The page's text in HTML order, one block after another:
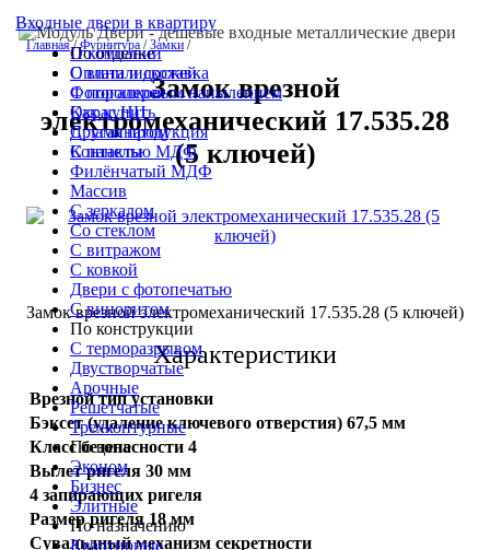
Входные двери в квартиру
По отделке
С винилискожей
С порошковым напылением
Окрас НЦ
С ламинатом
С панелью МДФ
Филёнчатый МДФ
Массив
С зеркалом
Со стеклом
С витражом
С ковкой
Двери с фотопечатью
С виноритом
По конструкции
С терморазрывом
Двустворчатые
Арочные
Решетчатые
Трехконтурные
По цене
Эконом
Бизнес
Элитные
По назначению
Квартирные
О компании
Оплата и доставка
Фотогалерея
Как купить
Другая продукция
Контакты
Главная / Фурнитура / Замки /
Замок врезной
электромеханический 17.535.28
(5 ключей)
Замок врезной электромеханический 17.535.28 (5 ключей)
Характеристики
Врезной тип установки
Бэксет (удаление ключевого отверстия) 67,5 мм
Класс безопасности 4
Вылет ригеля 30 мм
4 запирающих ригеля
Размер ригеля 18 мм
Сувальдный механизм секретности